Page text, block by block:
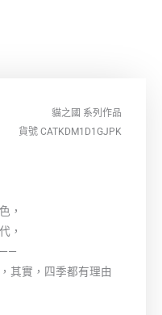
貓之國 系列作品
貨號 CATKDM1D1GJPK
，
，
——
其實，四季都有理由